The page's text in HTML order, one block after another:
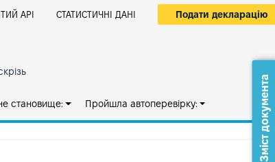
АРІ СТАТИСТИЧНІ ДАНІ Подати декларацію
становище: Пройшла автоперевірку: Зміст документа